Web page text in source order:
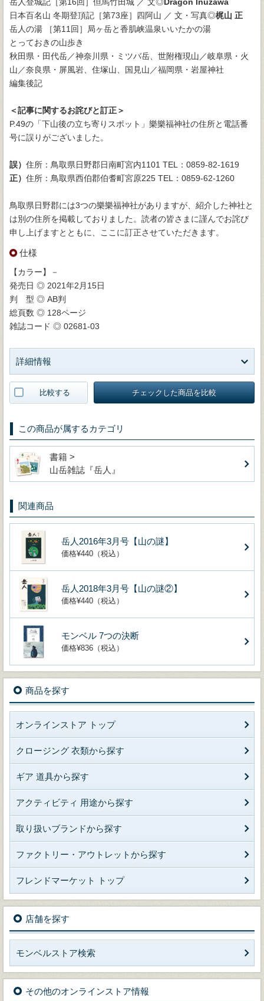
日本百名山 冬期登頂記［第73座］四阿山 ／ 文・写真◎梶山 正
岳人の湯 ［第11回］局ヶ岳と香肌峡温泉いいたかの湯
とっておきの山歩き
秋田県・田代岳／神奈川県・ミツバ岳、世附権現山／岐阜県・火
山／奈良県・屏風岩、住塚山、国見山／福岡県・岩屋神社
編集後記
＜記事に関するお詫びと訂正＞
P.49の「下山後の立ち寄りスポット」樂樂福神社の住所と電話番
号に誤りがございました。
誤） 住所：鳥取県日野郡日南町宮内1101 TEL：0859-82-1619
正） 住所：鳥取県西伯郡伯耆町宮原225 TEL：0859-62-1260
鳥取県日野郡には3つの樂樂福神社がありますが、紹介した神社と
は別の住所を掲載しておりました。読者の皆さまに謹んでお詫び
申し上げますとともに、ここに訂正させていただきます。
仕様
【カラー】－
発売日 ◎ 2021年2月15日
判 型 ◎ AB判
総頁数 ◎ 128ページ
雑誌コード ◎ 02681-03
詳細情報
比較する チェックした商品を比較
この商品が属するカテゴリ
書籍 >
山岳雑誌『岳人』
関連商品
岳人2016年3月号【山の謎】
価格¥440（税込）
岳人2018年3月号【山の謎②】
価格¥440（税込）
モンベル 7つの決断
価格¥836（税込）
商品を探す
オンラインストア トップ
クロージング 衣類から探す
ギア 道具から探す
アクティビティ 用途から探す
取り扱いブランドから探す
ファクトリー・アウトレットから探す
フレンドマーケット トップ
店舗を探す
モンベルストア検索
その他のオンラインストア情報